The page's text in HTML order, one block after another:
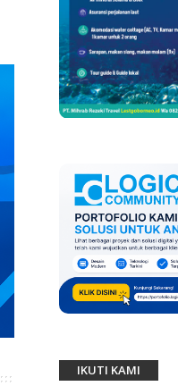
IKUTI KAMI